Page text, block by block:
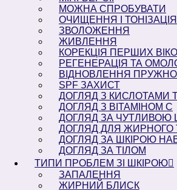
МОЖНА СПРОБУВАТИ
ОЧИЩЕННЯ І ТОНІЗАЦІЯ
ЗВОЛОЖЕННЯ
ЖИВЛЕННЯ
КОРЕКЦІЯ ПЕРШИХ
РЕГЕНЕРАЦІЯ ТА
ВІДНОВЛЕННЯ
SPF ЗАХИСТ
ДОГЛЯД З КИСЛОТАМИ
ДОГЛЯД З ВІТАМІНОМ С
ДОГЛЯД ЗА ЧУТЛИВОЮ
ДОГЛЯД ДЛЯ ЖИРНОГО
ДОГЛЯД ЗА ШКІРОЮ
ДОГЛЯД ЗА ТІЛОМ
ТИПИ ПРОБЛЕМ ЗІ ШКІРОЮ
ЗАПАЛЕННЯ
ЖИРНИЙ БЛИСК